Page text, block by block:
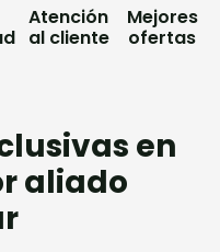
Atención
al cliente
Mejores
ofertas
en
aliado